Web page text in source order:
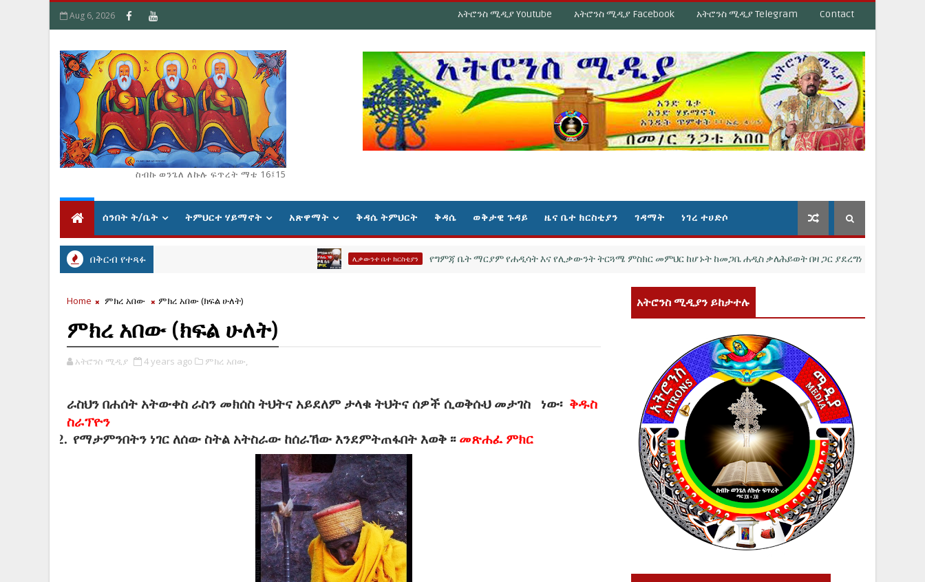
Aug 6, 2026 አትሮንስ ሚዲያ Youtube አትሮንስ ሚዲያ Facebook አትሮንስ ሚዲያ Telegram Contact
ስብኩ ወንጌለ ለኩሉ ፍጥረት ማቴ 16፤15
ሰንበት ት/ቤት ትምህርተ ሃይማኖት አጽዋማት ቅዳሴ ትምህርት ቅዳሴ ወቅታዊ ጉዳይ ዜና ቤተ ክርስቲያን ገዳማት ነገረ ተሀድሶ
በቅርብ የተጻፉ ሊቃውንተ ቤተ ክርስቲያን የግምጃ ቤት ማርያም የሐዲሳት እና የሊቃውንት ትርጓሜ ምስክር መምህር ከሆኑት ከመጋቤ ሐዲስ ቃለሕይወት በዛ ጋር ያደረግነውን ልዩ ቆይታ እስከ
Home ምክረ አበው ምክረ አበው (ክፍል ሁለት)
ምክረ አበው (ክፍል ሁለት)
አትሮንስ ሚዲያ 4 years ago ምክረ አበው,
ራስህን በሐሰት አትውቀስ ራስን መክሰስ ትህትና አይደለም ታላቁ ትህትና ሰዎች ሲወቅሱህ መታገስ ነው፡ ቅዱስ
ስራፕዮን
2. የማታምንበትን ነገር ለሰው ስትል አትስራው ከሰራኸው እንደምትጠፋበት እወቅ ፡፡ መጽሐፈ ምክር
አትሮንስ ሚዲያን ይከታተሉ